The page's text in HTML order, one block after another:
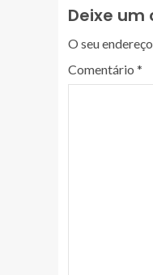
Deixe
O seu
Comentário *